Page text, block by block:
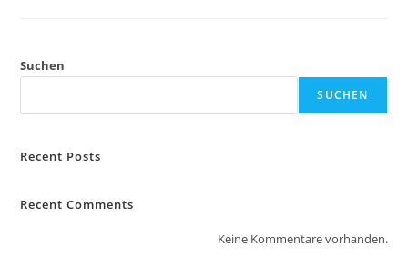
Suchen
SUCHEN
Recent Posts
Recent Comments
Keine Kommentare vorhanden.